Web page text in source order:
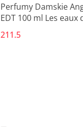
Perfumy Damskie
EDT 100 ml Les
Luminous Violet
211.5